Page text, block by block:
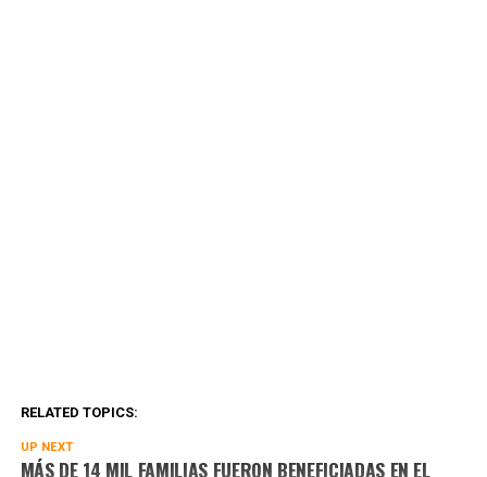
RELATED TOPICS:
UP NEXT
MÁS DE 14 MIL FAMILIAS FUERON BENEFICIADAS EN EL